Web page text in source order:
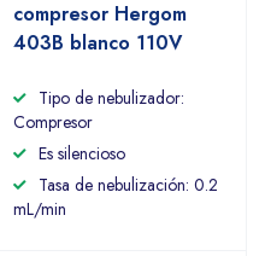
compresor Hergom
403B blanco 110V
Tipo de nebulizador:
Compresor
Es silencioso
Tasa de nebulización: 0.2
mL/min